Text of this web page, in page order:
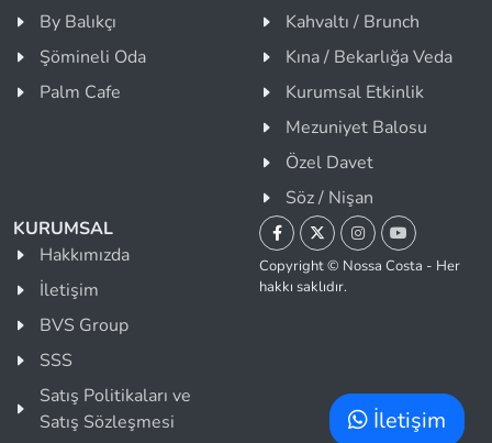
By Balıkçı
Şömineli Oda
Palm Cafe
Kahvaltı / Brunch
Kına / Bekarlığa Veda
Kurumsal Etkinlik
Mezuniyet Balosu
Özel Davet
Söz / Nişan
KURUMSAL
Hakkımızda
İletişim
BVS Group
SSS
Satış Politikaları ve
Satış Sözleşmesi
Copyright © Nossa Costa - Her
hakkı saklıdır.
İletişim